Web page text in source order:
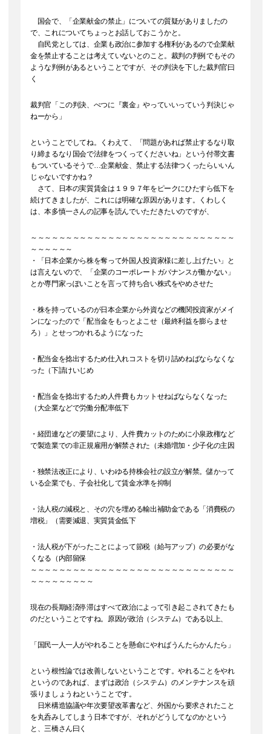
国会で、「企業献金の禁止」についての質疑がありましたの
で、これについてちょっとお話しておこうかと。
自民党としては、企業も政治に参加する権利があるので企業献
金を禁止することは考えていないとのこと。裁判の判例でもその
ような判例があるということですが、その判決を下した裁判官曰
く
裁判官「この判決、べつに『裏金』やっていいっていう判決じゃ
ねーから」
ということでしてね。くわえて、「問題があれば禁止するなり取
り締まるなり国会で法律をつくってくださいね」という付帯文書
もついているそうで…企業献金、禁止する法律つくったらいいん
じゃないですかね？
さて、日本の実質賃金は１９９７年をピークにひたすら低下を
続けてきましたが、これには明確な原因があります。くわしく
は、本多慎一さんの記事を読んでいただきたいのですが、
～～～～～～～～～～～～～～～～～～～～～～～～～～～～～
～～～～～～
・「日本企業から株を奪って外国人投資家様に差し上げたい」と
は言えないので、「企業のコーポレートガバナンスが働かない」
とか専門家っぽいことを言って持ち合い株式をやめさせた
・株を持っているのが日本企業から外資などの機関投資家がメイ
ンになったので「配当金をもっとよこせ（最終利益を膨らませ
ろ）」とせっつかれるようになった
・配当金を捻出するため仕入れコストを切り詰めねばならなくな
った（下請けいじめ
・配当金を捻出するため人件費もカットせねばならなくなった
（大企業などで労働分配率低下
・経団連などの要望により、人件費カットのために小泉政権など
で製造業での非正規雇用が解禁された（未婚増加・少子化の主因
・独禁法改正により、いわゆる持株会社の設立が解禁。儲かって
いる企業でも、子会社化して賃金水準を抑制
・法人税の減税と、その穴を埋める輸出補助金である「消費税の
増税」（需要減退、実質賃金低下
・法人税が下がったことによって節税（給与アップ）の必要がな
くなる（内部留保
～～～～～～～～～～～～～～～～～～～～～～～～～～～～～
～～～～～～～～～
現在の長期経済停滞はすべて政治によって引き起こされてきたも
のだということですね。原因が政治（システム）である以上、
「国民一人一人がやれることを懸命にやればうんたらかんたら」
という根性論では改善しないということです。やれることをやれ
というのであれば、まずは政治（システム）のメンテナンスを頑
張りましょうねということです。
日米構造協議や年次要望改革書など、外国から要求されたこと
を丸呑みしてしまう日本ですが、それがどうしてなのかという
と、三橋さん曰く